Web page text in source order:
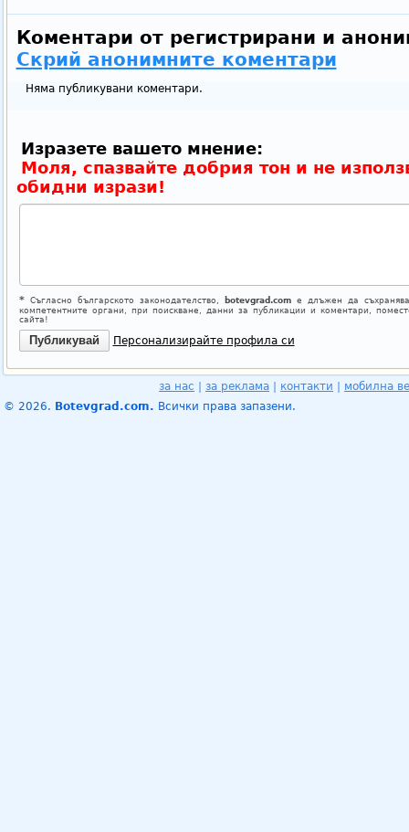
Коментари от регистрирани и
Скрий анонимните коментари
Няма публикувани коментари.
Изразете вашето мнение:
Моля, спазвайте добрия тон и не
обидни изрази!
*Съгласно българското законодателство, botevgrad.comе длъжен да
компетентните органи, при поискване, данни за публикации и коментари,
сайта!
Персонализирайте профила си
за нас за реклама контакти
мобилна
© 2026. Botevgrad.com. Всички права запазени.